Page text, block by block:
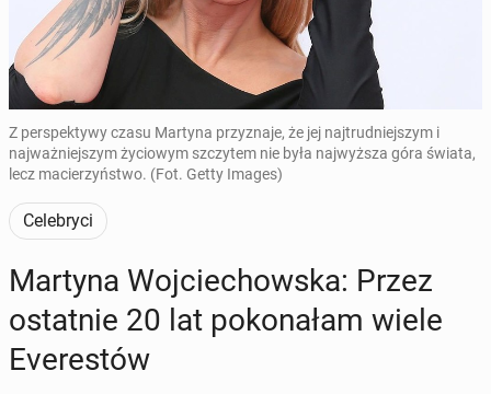
Z perspektywy czasu Martyna przyznaje, że jej najtrudniejszym i
najważniejszym życiowym szczytem nie była najwyższa góra świata,
lecz macierzyństwo. (Fot. Getty Images)
Celebryci
Martyna Woj­cie­chow­ska: Przez
ostat­nie 20 lat po­ko­na­łam wiele
Eve­re­stów